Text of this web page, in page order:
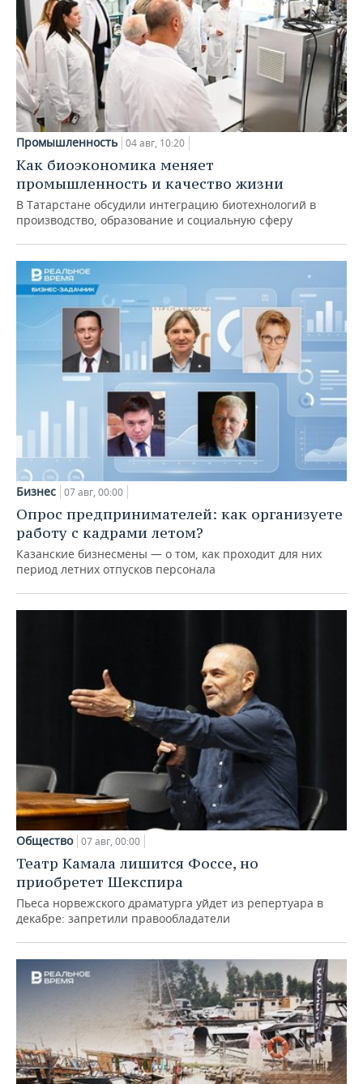
Промышленность 04 авг, 10:20
Как биоэкономика меняет
промышленность и качество жизни
В Татарстане обсудили интеграцию биотехнологий в
производство, образование и социальную сферу
Бизнес 07 авг, 00:00
Опрос предпринимателей: как организуете
работу с кадрами летом?
Казанские бизнесмены — о том, как проходит для них
период летних отпусков персонала
Общество 07 авг, 00:00
Театр Камала лишится Фоссе, но
приобретет Шекспира
Пьеса норвежского драматурга уйдет из репертуара в
декабре: запретили правообладатели